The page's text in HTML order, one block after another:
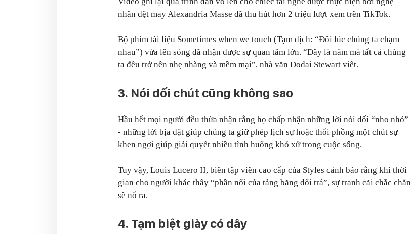
nhân dệt may Alexandria Masse đã thu hút hơn 2 triệu lượt xem trên TikTok.
Bộ phim tài liệu Sometimes when we touch (Tạm dịch: “Đôi lúc chúng ta chạm
nhau”) vừa lên sóng đã nhận được sự quan tâm lớn. “Đây là năm mà tất cả chúng
ta đều trở nên nhẹ nhàng và mềm mại”, nhà văn Dodai Stewart viết.
3. Nói dối chút cũng không sao
Hầu hết mọi người đều thừa nhận rằng họ chấp nhận những lời nói dối “nho nhỏ”
- những lời bịa đặt giúp chúng ta giữ phép lịch sự hoặc thổi phồng một chút sự
khen ngợi giúp giải quyết nhiều tình huống khó xử trong cuộc sống.
Tuy vậy, Louis Lucero II, biên tập viên cao cấp của Styles cảnh báo rằng khi thời
gian cho người khác thấy “phần nổi của tảng băng dối trá”, sự tranh cãi chắc chắn
sẽ nổ ra.
4. Tạm biệt giày có dây